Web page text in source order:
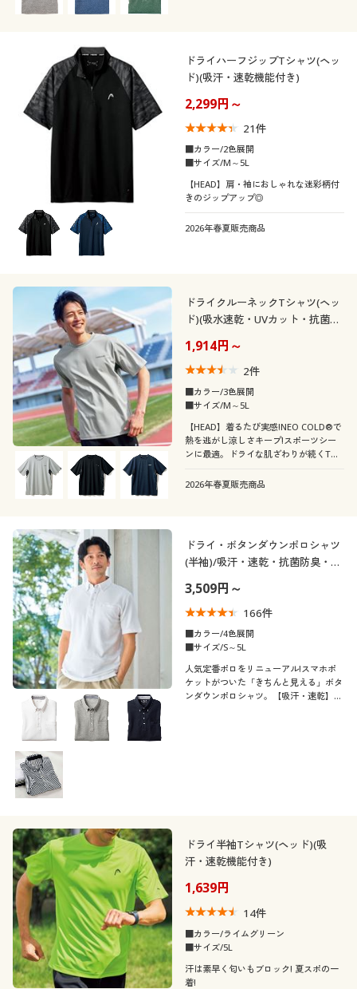
サポート
ご利用ガイド
よくある質問とお問い合わせ
迷彩・カモフラ柄
レギュラーカラー ボタンダウン
クルーネック・丸首
Ｖネック
袖
半袖
ノースリーブ
素材
コットン・綿100 スウェット
ナイロン
機能・特徴
ウォッシャブル(洗
吸汗速乾
ストレッチ 抗菌防臭
形態安定 消臭
シーン
スポーツ オフィス
スクール
テイスト
ベーシック シック
カジュアル
着用感
20代
30代
50代 60代
シーズン
夏
春 冬
価格
解除する
ドライハーフジップTシャツ(ヘッ
ド)(吸汗・速乾機能付き)
2,299円～
21件
■カラー/2色展開
■サイズ/M～5L
【HEAD】肩・袖におしゃれな迷彩柄付
きのジップアップ◎
2026年春夏販売商品
ドライクルーネックTシャツ(ヘッ
ド)(吸水速乾・UVカット・抗菌防
1,914円～
2件
■カラー/3色展開
■サイズ/M～5L
【HEAD】着るたび実感!NEO COLD®で
熱を逃がし涼しさキープ!スポーツシー
ンに最適。ドライな肌ざわりが続くTシ
2026年春夏販売商品
ドライ・ボタンダウンポロシャツ
(半袖)/吸汗・速乾・抗菌防臭・
3,509円～
166件
■カラー/4色展開
■サイズ/S～5L
人気定番ポロをリニューアル!スマホポ
ケットがついた「きちんと見える」ボタ
ンダウンポロシャツ。【吸汗・速乾】
ドライ半袖Tシャツ(ヘッド)(吸
汗・速乾機能付き)
1,639円
14件
■カラー/ライムグリーン
■サイズ/5L
汗は素早く匂いもブロック! 夏スポの一
着!